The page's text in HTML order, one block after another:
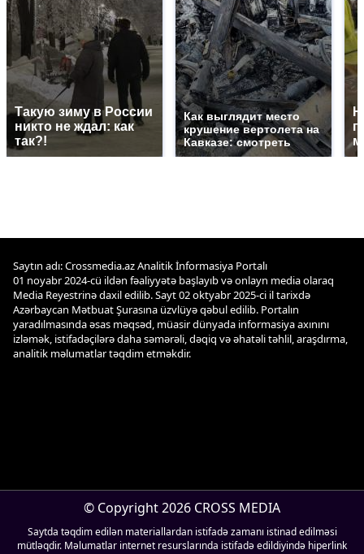
Такую зиму в России
никто не ждал: как
так?!
Как выглядит место
крушение вертолета на
Кавказе: смотреть
Saytın adı: Crossmedia.az Analitik İnformasiya Portalı
01 noyabr 2024-cü ildən fəaliyyətə başlayıb və onlayn media olaraq
Media Reyestrinə daxil edilib. Sayt 02 oktyabr 2025-ci il tarixdə
Azərbaycan Mətbuat Şurasına üzvlüyə qəbul edilib. Portalın
yaradılmasında əsas məqsəd, müasir dünyada informasiya axınını
izləmək, istifadəçilərə daha səmərəli, dəqiq və əhatəli təhlil, araşdırma,
analitik məlumatlar təqdim etməkdir.
© Copyright 2026 CROSS MEDIA
Saytda təqdim edilən materiallardan istifadə zamanı istinad edilməsi
mütləqdir. Məlumatlar internet resurslarında istifadə edildiyində hiperlink